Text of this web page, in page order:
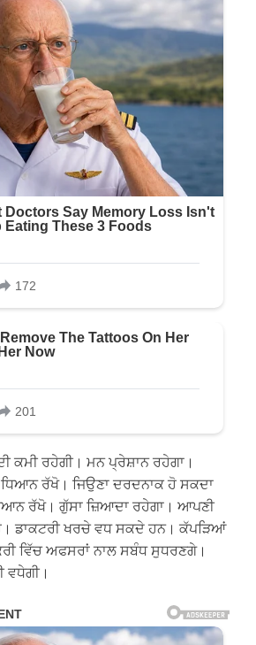
ਕਮੀ ਰਹੇਗੀ। ਮਨ ਪ੍ਰੇਸ਼ਾਨ ਰਹੇਗਾ।
ਧਿਆਨ ਰੱਖੋ। ਜਿਉਣਾ ਦਰਦਨਾਕ ਹੋ ਸਕਦਾ
ਰੱਖੋ। ਗੁੱਸਾ ਜ਼ਿਆਦਾ ਰਹੇਗਾ। ਆਪਣੀ
ਡਾਕਟਰੀ ਖਰਚੇ ਵਧ ਸਕਦੇ ਹਨ। ਕੱਪੜਿਆਂ
ਵਿੱਚ ਅਫਸਰਾਂ ਨਾਲ ਸਬੰਧ ਸੁਧਰਣਗੇ।
ਵਧੇਗੀ।